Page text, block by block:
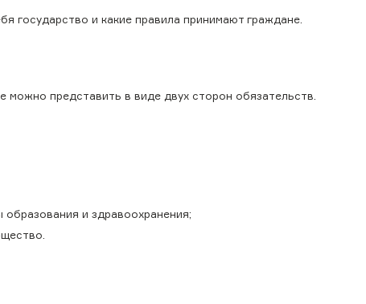
государство и какие правила принимают граждане.
можно представить в виде двух сторон обязательств.
и здравоохранения;